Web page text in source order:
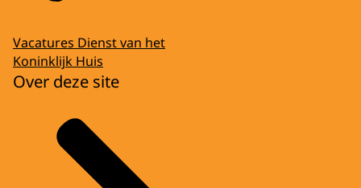
Vacatures Dienst van het
Koninklijk Huis
Over deze site